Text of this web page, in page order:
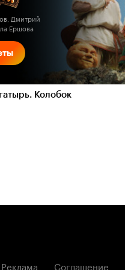
Дмитрий
Ершова
Колобок
Реклама Соглашение